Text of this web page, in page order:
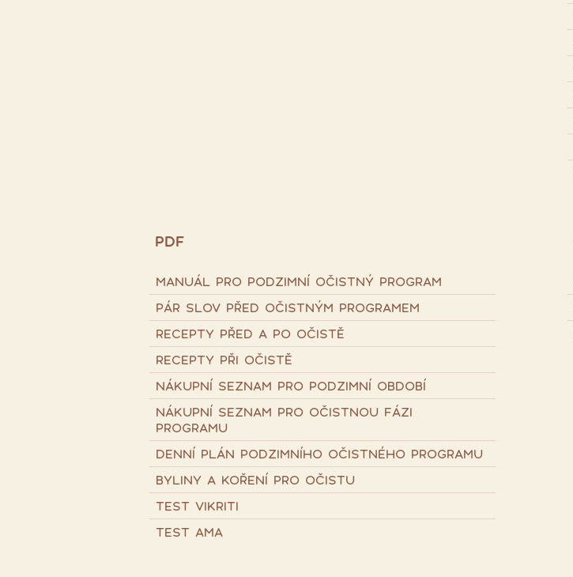
PDF
MANUÁL PRO PODZIMNÍ OČISTNÝ PROGRAM
PÁR SLOV PŘED OČISTNÝM PROGRAMEM
RECEPTY PŘED A PO OČISTĚ
RECEPTY PŘI OČISTĚ
NÁKUPNÍ SEZNAM PRO PODZIMNÍ OBDOBÍ
NÁKUPNÍ SEZNAM PRO OČISTNOU FÁZI
PROGRAMU
DENNÍ PLÁN PODZIMNÍHO OČISTNÉHO PROGRAMU
BYLINY A KOŘENÍ PRO OČISTU
TEST VIKRITI
TEST AMA